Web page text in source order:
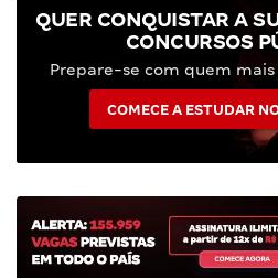
QUER CONQUISTAR A
CONCURSOS
Prepare-se com quem
COMECE A ESTUDAR